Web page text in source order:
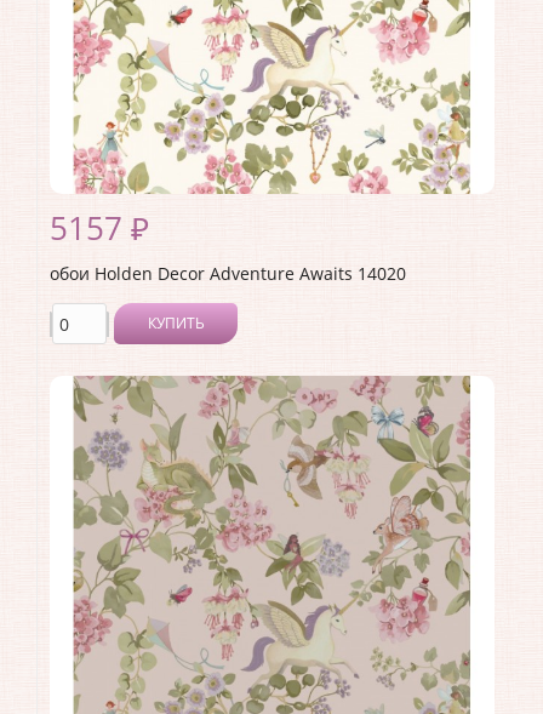
5157 ₽
обои Holden Decor Adventure Awaits 14020
КУПИТЬ
Коллекция:Adventure Awaits
Длина рулона:10.05 .
Ширина рулона: 0.53 .
Материал покрытия:Виниловое
Страна: Великобритания
Материал основы:Флизелин
Раппорт:<>